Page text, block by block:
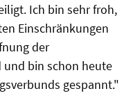
Ich bin sehr froh,
Einschränkungen
der
bin schon heute
gespannt."